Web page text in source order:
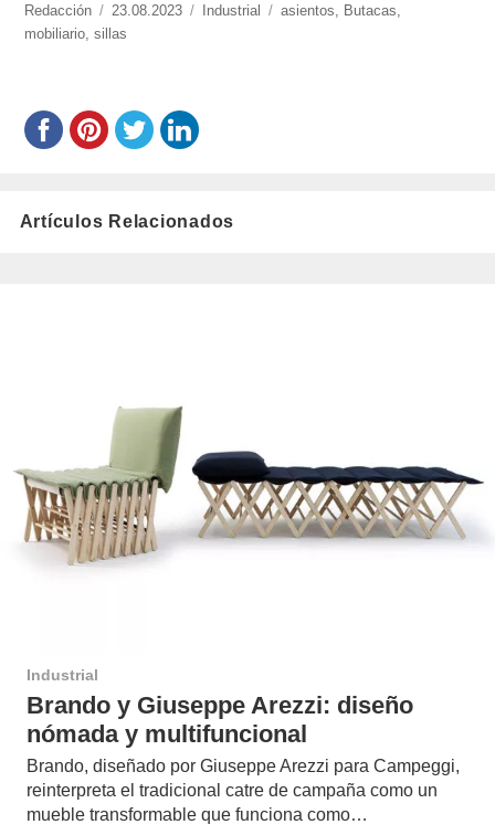
https://www.experimenta.es/author/redaccion/
Redacción
Publicado
el
23.08.2023 Categorías
Industrial Etiquetas
asientos Butacas
mobiliario ,sillas
Artículos Relacionados
Industrial
Brando y Giuseppe Arezzi: diseño
nómada y multifuncional
Brando, diseñado por Giuseppe Arezzi para Campeggi,
reinterpreta el tradicional catre de campaña como un
mueble transformable que funciona como…